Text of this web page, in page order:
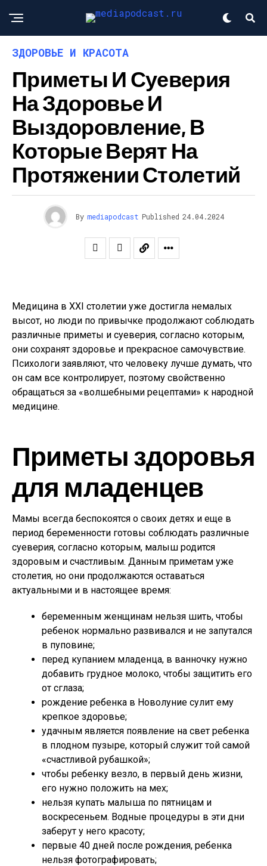
ЗДОРОВЬЕ И КРАСОТА
Приметы И Суеверия
На Здоровье И
Выздоровление, В
Которые Верят На
Протяжении Столетий
By mediapodcast Published 24.04.2024
Медицина в XXI столетии уже достигла немалых
высот, но люди по привычке продолжают соблюдать
различные приметы и суеверия, согласно которым,
они сохранят здоровье и прекрасное самочувствие.
Психологи заявляют, что человеку лучше думать, что
он сам все контролирует, поэтому свойственно
обращаться за «волшебными рецептами» к народной
медицине.
Приметы здоровья
для младенцев
Мамы всегда беспокоятся о своих детях и еще в
период беременности готовы соблюдать различные
суеверия, согласно которым, малыш родится
здоровым и счастливым. Данным приметам уже
столетия, но они продолжаются оставаться
актуальными и в настоящее время:
беременным женщинам нельзя шить, чтобы
ребенок нормально развивался и не запутался
в пуповине;
перед купанием младенца, в ванночку нужно
добавить грудное молоко, чтобы защитить его
от сглаза;
рождение ребенка в Новолуние сулит ему
крепкое здоровье;
удачным является появление на свет ребенка
в плодном пузыре, который служит той самой
«счастливой рубашкой»;
чтобы ребенку везло, в первый день жизни,
его нужно положить на мех;
нельзя купать малыша по пятницам и
воскресеньем. Водные процедуры в эти дни
заберут у него красоту;
первые 40 дней после рождения, ребенка
нельзя фотографировать;